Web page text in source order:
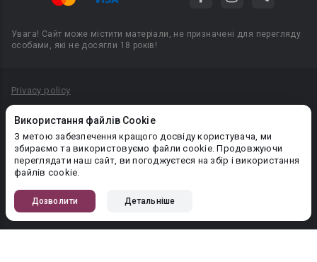
Використання файлів Cookie
З метою забезпечення кращого досвіду користувача, ми
збираємо та використовуємо файли cookie. Продовжуючи
переглядати наш сайт, ви погоджуєтеся на збір і використання
файлів cookie.
Дозволити Детальніше
Увага! Сайт може містити матеріали, не призначені для перегляду
особами, які не досягли 18 років!
Privacy policy
Політика конфіденційності
Правила публікації авторського контенту
PR-вiддiл: pr@booknet.com
© 2026 Booknet. Всі права захищено.